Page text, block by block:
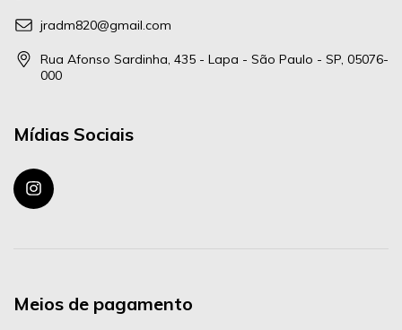
jradm820@gmail.com
Rua Afonso Sardinha, 435 - Lapa - São Paulo - SP, 05076-
000
Mídias Sociais
Meios de pagamento